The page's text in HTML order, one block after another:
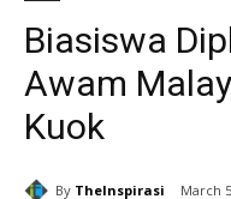
Biasiswa
Awam
Kuok
By TheInspirasi March